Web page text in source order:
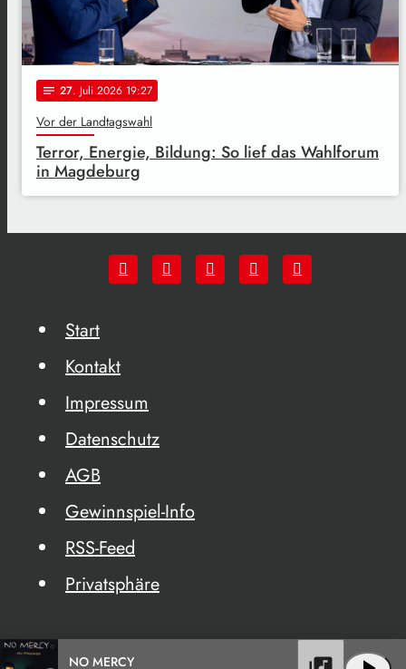
notes 27. Juli 2026 19:27
Vor der Landtagswahl
Terror, Energie, Bildung: So lief das Wahlforum
in Magdeburg
Start
Kontakt
Impressum
Datenschutz
AGB
Gewinnspiel-Info
RSS-Feed
Privatsphäre
NO MERCY